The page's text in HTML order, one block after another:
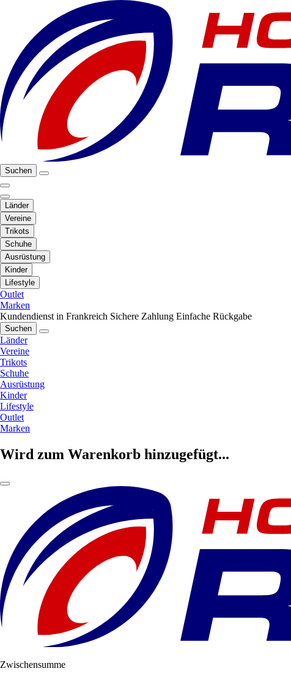
Suchen
Länder
Vereine
Trikots
Schuhe
Ausrüstung
Kinder
Lifestyle
Outlet
Marken
Kundendienst in Frankreich Sichere Zahlung Einfache Rückgabe
Suchen
Länder
Vereine
Trikots
Schuhe
Ausrüstung
Kinder
Lifestyle
Outlet
Marken
Wird zum Warenkorb hinzugefügt...
Zwischensumme